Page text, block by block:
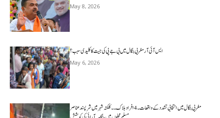
May 8, 2026
ایس آئی آر مغربی بنگال میں بی جے پی کی جیت کا کلیدی سبب؟
May 6, 2026
مغربی بنگال میں انتخابی تشدد کے واقعات۔4افراد ہلاک۔۔کلکتہ شہر میں شرپسندعناصر